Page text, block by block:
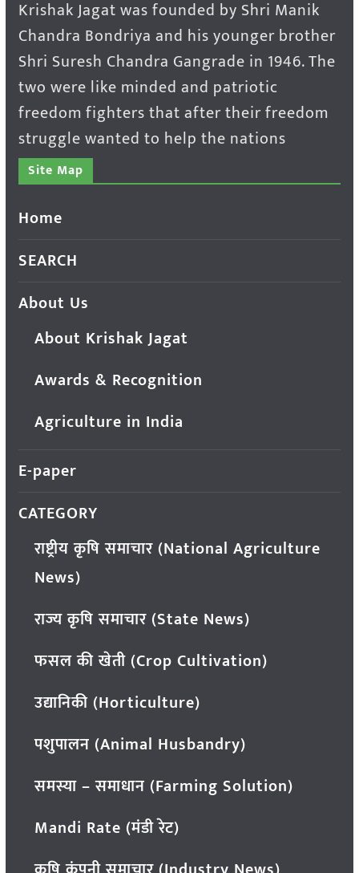
Krishak Jagat was founded by Shri Manik
Chandra Bondriya and his younger brother
Shri Suresh Chandra Gangrade in 1946. The
two were like minded and patriotic
freedom fighters that after their freedom
struggle wanted to help the nations
Site Map
Home
SEARCH
About Us
About Krishak Jagat
Awards & Recognition
Agriculture in India
E-paper
CATEGORY
राष्ट्रीय कृषि समाचार (National Agriculture
News)
राज्य कृषि समाचार (State News)
फसल की खेती (Crop Cultivation)
उद्यानिकी (Horticulture)
पशुपालन (Animal Husbandry)
समस्या – समाधान (Farming Solution)
Mandi Rate (मंडी रेट)